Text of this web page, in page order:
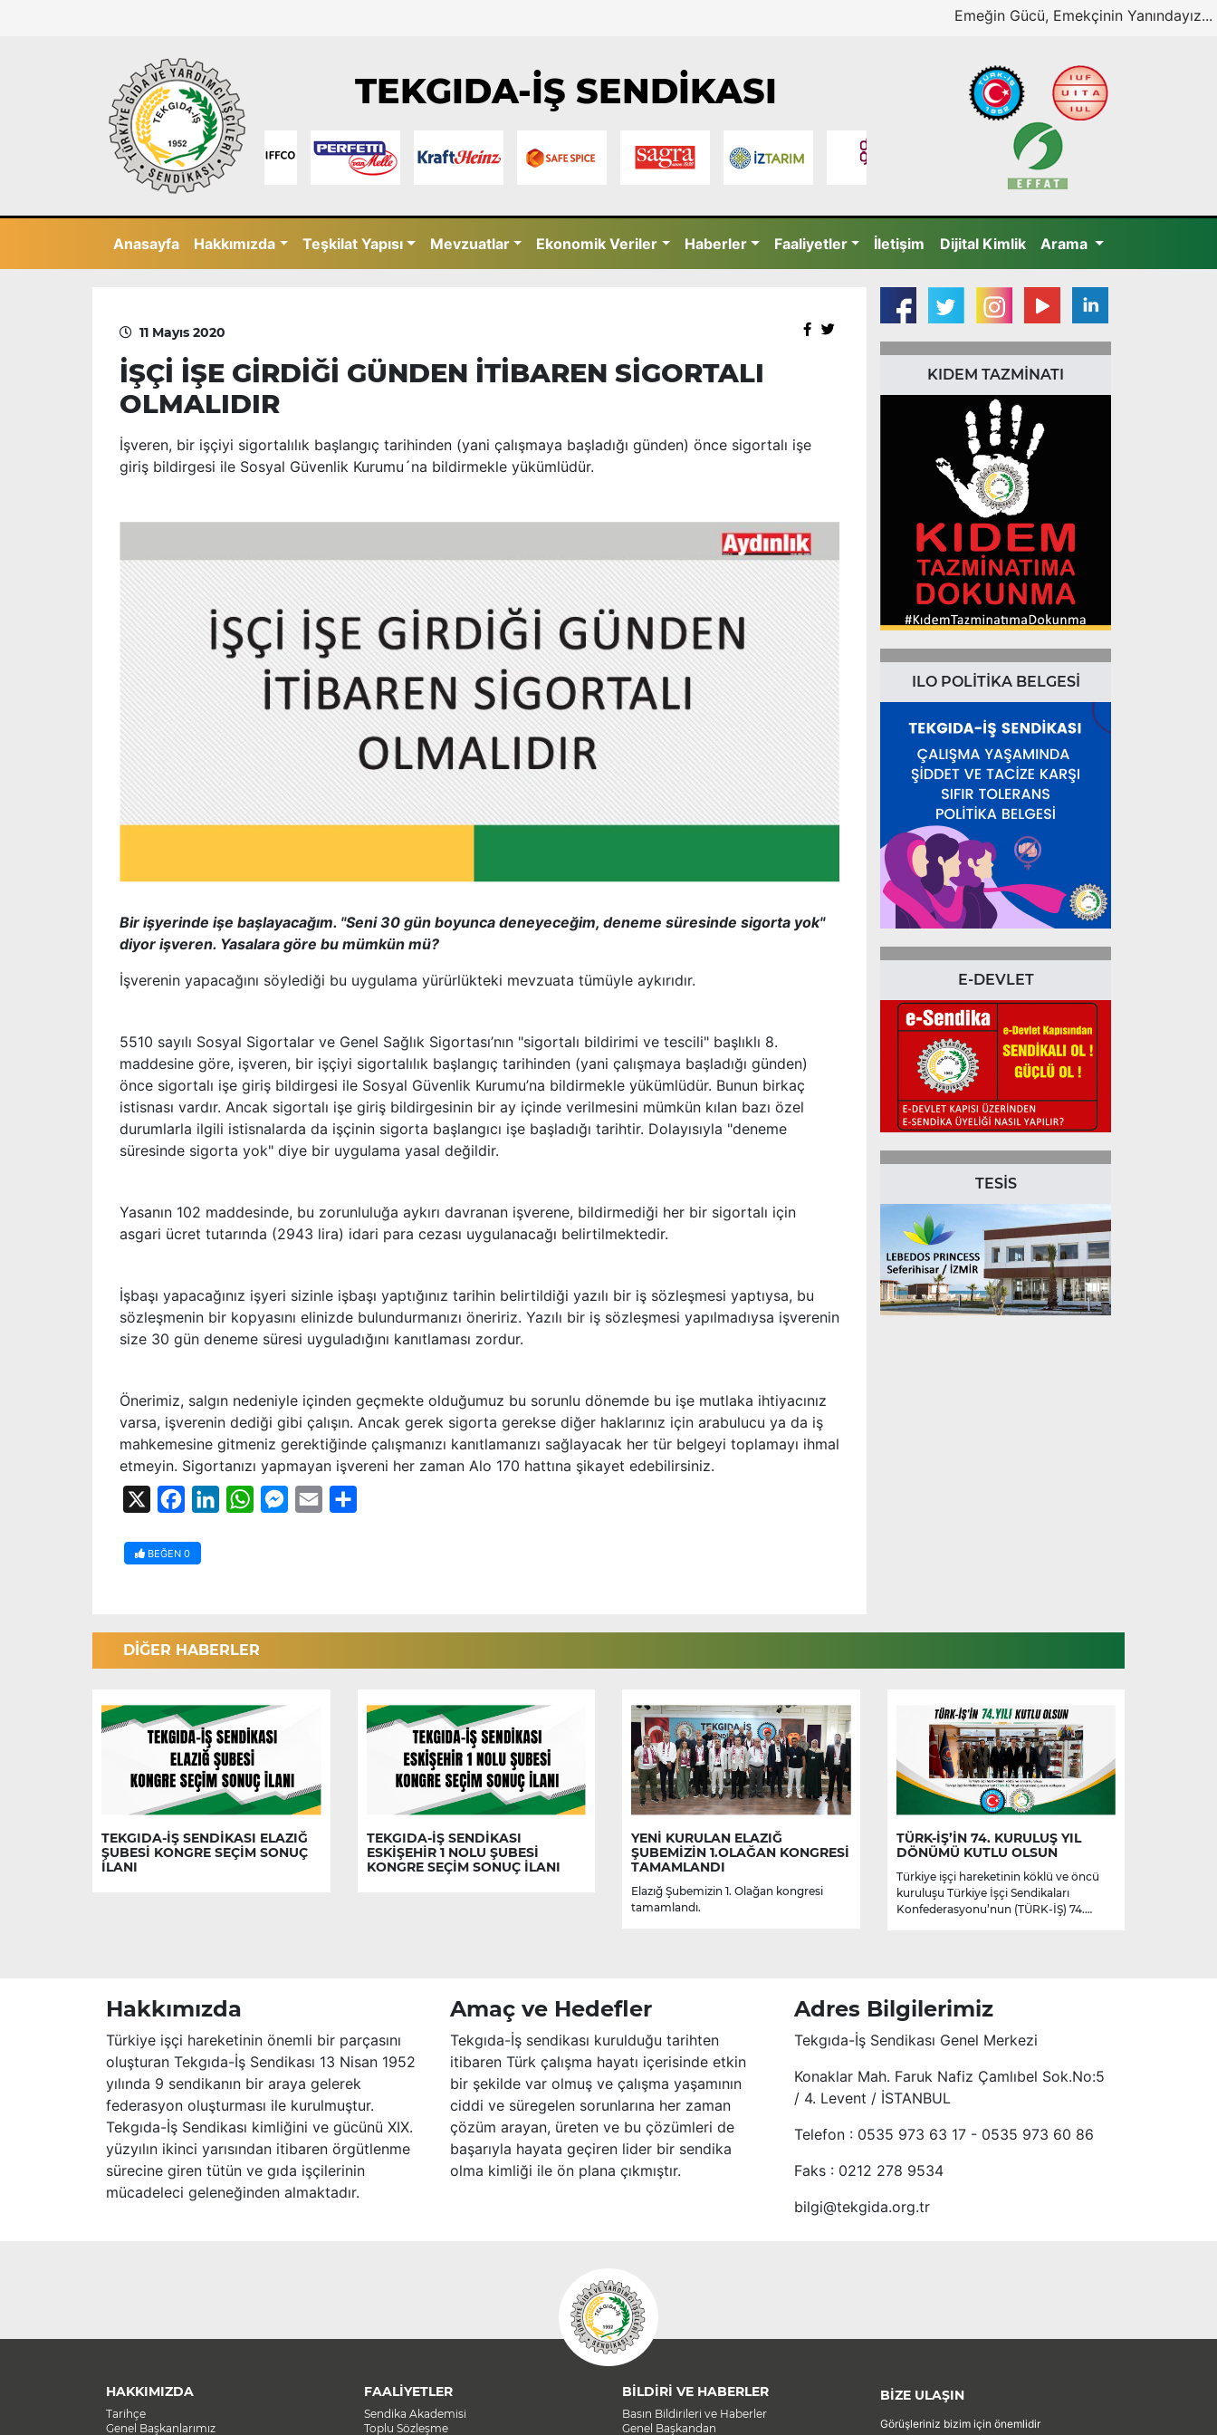
Emeğin Gücü, Emekçinin Yanındayız...
TEKGIDA-İŞ SENDİKASI
Anasayfa Hakkımızda Teşkilat Yapısı Mevzuatlar Ekonomik Veriler Haberler Faaliyetler İletişim Dijital Kimlik Arama
11 Mayıs 2020
İŞÇİ İŞE GİRDİĞİ GÜNDEN İTİBAREN SİGORTALI
OLMALIDIR
İşveren, bir işçiyi sigortalılık başlangıç tarihinden (yani çalışmaya başladığı günden) önce sigortalı işe
giriş bildirgesi ile Sosyal Güvenlik Kurumu´na bildirmekle yükümlüdür.
Bir işyerinde işe başlayacağım. "Seni 30 gün boyunca deneyeceğim, deneme süresinde sigorta yok"
diyor işveren. Yasalara göre bu mümkün mü?
İşverenin yapacağını söylediği bu uygulama yürürlükteki mevzuata tümüyle aykırıdır.
5510 sayılı Sosyal Sigortalar ve Genel Sağlık Sigortası’nın "sigortalı bildirimi ve tescili" başlıklı 8.
maddesine göre, işveren, bir işçiyi sigortalılık başlangıç tarihinden (yani çalışmaya başladığı günden)
önce sigortalı işe giriş bildirgesi ile Sosyal Güvenlik Kurumu’na bildirmekle yükümlüdür. Bunun birkaç
istisnası vardır. Ancak sigortalı işe giriş bildirgesinin bir ay içinde verilmesini mümkün kılan bazı özel
durumlarla ilgili istisnalarda da işçinin sigorta başlangıcı işe başladığı tarihtir. Dolayısıyla "deneme
süresinde sigorta yok" diye bir uygulama yasal değildir.
Yasanın 102 maddesinde, bu zorunluluğa aykırı davranan işverene, bildirmediği her bir sigortalı için
asgari ücret tutarında (2943 lira) idari para cezası uygulanacağı belirtilmektedir.
İşbaşı yapacağınız işyeri sizinle işbaşı yaptığınız tarihin belirtildiği yazılı bir iş sözleşmesi yaptıysa, bu
sözleşmenin bir kopyasını elinizde bulundurmanızı öneririz. Yazılı bir iş sözleşmesi yapılmadıysa işverenin
size 30 gün deneme süresi uyguladığını kanıtlaması zordur.
Önerimiz, salgın nedeniyle içinden geçmekte olduğumuz bu sorunlu dönemde bu işe mutlaka ihtiyacınız
varsa, işverenin dediği gibi çalışın. Ancak gerek sigorta gerekse diğer haklarınız için arabulucu ya da iş
mahkemesine gitmeniz gerektiğinde çalışmanızı kanıtlamanızı sağlayacak her tür belgeyi toplamayı ihmal
etmeyin. Sigortanızı yapmayan işvereni her zaman Alo 170 hattına şikayet edebilirsiniz.
FacebookLinkedInWhatsAppMessenger
Email
BEĞEN 0
KIDEM TAZMİNATI
ILO POLİTİKA BELGESİ
E-DEVLET
TESİS
DİĞER HABERLER
TEKGIDA-İŞ SENDİKASI ELAZIĞ
ŞUBESİ KONGRE SEÇİM SONUÇ
İLANI
TEKGIDA-İŞ SENDİKASI
ESKİŞEHİR 1 NOLU ŞUBESİ
KONGRE SEÇİM SONUÇ İLANI
YENİ KURULAN ELAZIĞ
ŞUBEMİZİN 1.OLAĞAN KONGRESİ
TAMAMLANDI
Elazığ Şubemizin 1. Olağan kongresi
tamamlandı.
TÜRK-İŞ’İN 74. KURULUŞ YIL
DÖNÜMÜ KUTLU OLSUN
Türkiye işçi hareketinin köklü ve öncü
kuruluşu Türkiye İşçi Sendikaları
Konfederasyonu’nun (TÜRK-İŞ) 74.
Hakkımızda
Türkiye işçi hareketinin önemli bir parçasını
oluşturan Tekgıda-İş Sendikası 13 Nisan 1952
yılında 9 sendikanın bir araya gelerek
federasyon oluşturması ile kurulmuştur.
Tekgıda-İş Sendikası kimliğini ve gücünü XIX.
yüzyılın ikinci yarısından itibaren örgütlenme
sürecine giren tütün ve gıda işçilerinin
mücadeleci geleneğinden almaktadır.
Amaç ve Hedefler
Tekgıda-İş sendikası kurulduğu tarihten
itibaren Türk çalışma hayatı içerisinde etkin
bir şekilde var olmuş ve çalışma yaşamının
ciddi ve süregelen sorunlarına her zaman
çözüm arayan, üreten ve bu çözümleri de
başarıyla hayata geçiren lider bir sendika
olma kimliği ile ön plana çıkmıştır.
Adres Bilgilerimiz
Tekgıda-İş Sendikası Genel Merkezi
Konaklar Mah. Faruk Nafiz Çamlıbel Sok.No:5
/ 4. Levent / İSTANBUL
Telefon : 0535 973 63 17 - 0535 973 60 86
Faks : 0212 278 9534
bilgi@tekgida.org.tr
HAKKIMIZDA
Tarihçe
Genel Başkanlarımız
FAALİYETLER
Sendika Akademisi
Toplu Sözleşme
BİLDİRİ VE HABERLER
Basın Bildirileri ve Haberler
Genel Başkandan
BİZE ULAŞIN
Görüşleriniz bizim için önemlidir